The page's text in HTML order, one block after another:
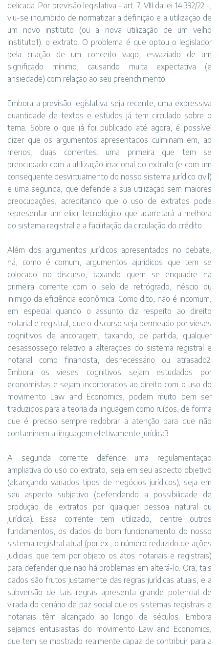
delicada. Por previsão legislativa – art. 7, VIII da lei 14.392/22 -,
viu-se incumbido de normatizar a definição e a utilização de
um novo instituto (ou a nova utilização de um velho
instituto1): o extrato. O problema é que optou o legislador
pela criação de um conceito vago, esvaziado de um
significado mínimo, causando muita expectativa (e
ansiedade) com relação ao seu preenchimento.
Embora a previsão legislativa seja recente, uma expressiva
quantidade de textos e estudos já tem circulado sobre o
tema. Sobre o que já foi publicado até agora, é possível
dizer que os argumentos apresentados culminam em, ao
menos, duas correntes: uma primeira que tem se
preocupado com a utilização irracional do extrato (e com um
consequente desvirtuamento do nosso sistema jurídico civil)
e uma segunda, que defende a sua utilização sem maiores
preocupações, acreditando que o uso de extratos pode
representar um elixir tecnológico que acarretará a melhora
do sistema registral e a facilitação da circulação do crédito.
Além dos argumentos jurídicos apresentados no debate,
há, como é comum, argumentos ajurídicos que tem se
colocado no discurso, taxando quem se enquadre na
primeira corrente com o selo de retrógrado, néscio ou
inimigo da eficiência econômica. Como dito, não é incomum,
em especial quando o assunto diz respeito ao direito
notarial e registral, que o discurso seja permeado por vieses
cognitivos de ancoragem, taxando, de partida, qualquer
desassossego relativo a alterações do sistema registral e
notarial como financista, desnecessário ou atrasado2.
Embora os vieses cognitivos sejam estudados por
economistas e sejam incorporados ao direito com o uso do
movimento Law and Economics, podem muito bem ser
traduzidos para a teoria da linguagem como ruídos, de forma
que é preciso sempre redobrar a atenção para que não
contaminem a linguagem efetivamente jurídica3.
A segunda corrente defende uma regulamentação
ampliativa do uso do extrato, seja em seu aspecto objetivo
(alcançando variados tipos de negócios jurídicos), seja em
seu aspecto subjetivo (defendendo a possibilidade de
produção de extratos por qualquer pessoa natural ou
jurídica). Essa corrente tem utilizado, dentre outros
fundamentos, os dados do bom funcionamento do nosso
sistema registral atual (por ex., o número reduzido de ações
judiciais que tem por objeto os atos notariais e registrais)
para defender que não há problemas em alterá-lo. Ora, tais
dados são frutos justamente das regras jurídicas atuais, e a
subversão de tais regras apresenta grande potencial de
virada do cenário de paz social que os sistemas registrais e
notariais têm alcançado ao longo de séculos. Embora
sejamos entusiastas do movimento Law and Economics,
que tem se mostrado realmente capaz de contribuir para a